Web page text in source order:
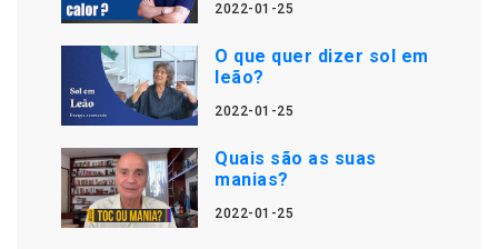
2022-01-25
O que quer dizer sol em
leão?
2022-01-25
Quais são as suas
manias?
2022-01-25